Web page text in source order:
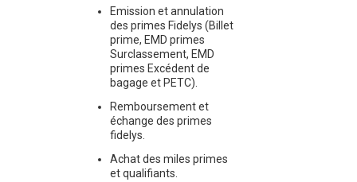
Emission et annulation
des primes Fidelys (Billet
prime, EMD primes
Surclassement, EMD
primes Excédent de
bagage et PETC).
Remboursement et
échange des primes
fidelys.
Achat des miles primes
et qualifiants.